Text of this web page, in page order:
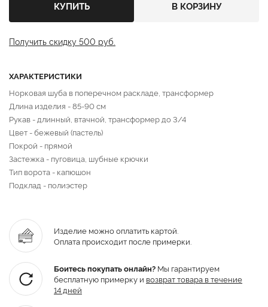
КУПИТЬ В КОРЗИНУ
Получить скидку 500 руб.
ХАРАКТЕРИСТИКИ
Норковая шуба в поперечном раскладе, трансформер
Длина изделия - 85-90 см
Рукав - длинный, втачной, трансформер до 3/4
Цвет - бежевый (пастель)
Покрой - прямой
Застежка - пуговица, шубные крючки
Тип ворота - капюшон
Подклад - полиэстер
Изделие можно оплатить картой.
Оплата происходит после примерки.
Боитесь покупать онлайн? Мы гарантируем
бесплатную примерку и возврат товара в течение
14 дней